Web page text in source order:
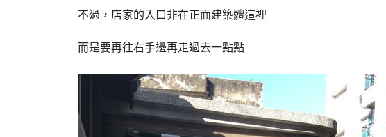
不過，店家的入口非在正面建築體這裡
而是要再往右手邊再走過去一點點